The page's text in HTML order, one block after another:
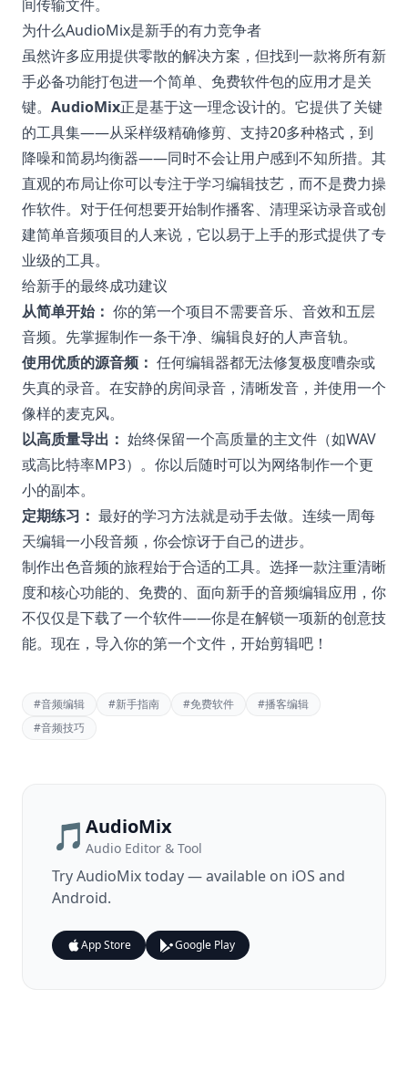
间传输文件。
为什么AudioMix是新手的有力竞争者
虽然许多应用提供零散的解决方案，但找到一款将所有新
手必备功能打包进一个简单、免费软件包的应用才是关
键。 AudioMix正是基于这一理念设计的。它提供了关键
的工具集——从采样级精确修剪、支持20多种格式，到
降噪和简易均衡器——同时不会让用户感到不知所措。其
直观的布局让你可以专注于学习编辑技艺，而不是费力操
作软件。对于任何想要开始制作播客、清理采访录音或创
建简单音频项目的人来说，它以易于上手的形式提供了专
业级的工具。
给新手的最终成功建议
从简单开始： 你的第一个项目不需要音乐、音效和五层
音频。先掌握制作一条干净、编辑良好的人声音轨。
使用优质的源音频： 任何编辑器都无法修复极度嘈杂或
失真的录音。在安静的房间录音，清晰发音，并使用一个
像样的麦克风。
以高质量导出： 始终保留一个高质量的主文件（如WAV
或高比特率MP3）。你以后随时可以为网络制作一个更
小的副本。
定期练习： 最好的学习方法就是动手去做。连续一周每
天编辑一小段音频，你会惊讶于自己的进步。
制作出色音频的旅程始于合适的工具。选择一款注重清晰
度和核心功能的、免费的、面向新手的音频编辑应用，你
不仅仅是下载了一个软件——你是在解锁一项新的创意技
能。现在，导入你的第一个文件，开始剪辑吧！
#音频编辑 #新手指南 #免费软件 #播客编辑
#音频技巧
🎵 AudioMix
Audio Editor & Tool
TryAudioMixtoday — available on iOS and
Android.
App Store Google Play